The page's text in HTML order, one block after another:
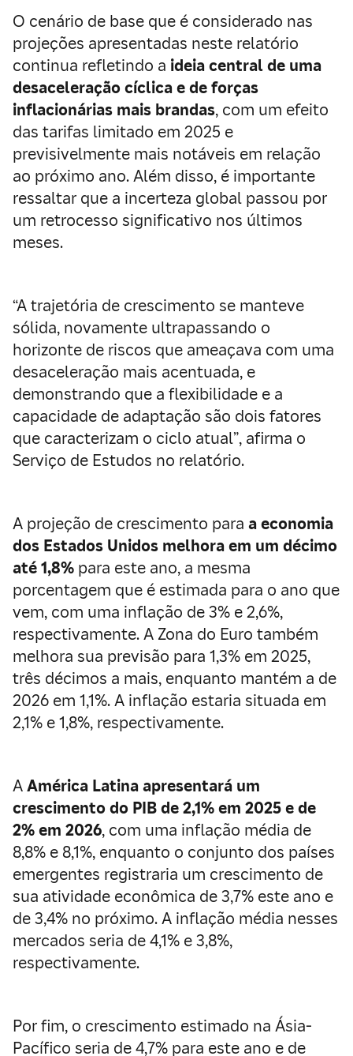
O cenário de base que é considerado nas
projeções apresentadas neste relatório
continua refletindo a ideia central de uma
desaceleração cíclica e de forças
inflacionárias mais brandas, com um efeito
das tarifas limitado em 2025 e
previsivelmente mais notáveis em relação
ao próximo ano. Além disso, é importante
ressaltar que a incerteza global passou por
um retrocesso significativo nos últimos
meses.
“A trajetória de crescimento se manteve
sólida, novamente ultrapassando o
horizonte de riscos que ameaçava com uma
desaceleração mais acentuada, e
demonstrando que a flexibilidade e a
capacidade de adaptação são dois fatores
que caracterizam o ciclo atual”, afirma o
Serviço de Estudos no relatório.
A projeção de crescimento para a economia
dos Estados Unidos melhora em um décimo
até 1,8% para este ano, a mesma
porcentagem que é estimada para o ano que
vem, com uma inflação de 3% e 2,6%,
respectivamente. A Zona do Euro também
melhora sua previsão para 1,3% em 2025,
três décimos a mais, enquanto mantém a de
2026 em 1,1%. A inflação estaria situada em
2,1% e 1,8%, respectivamente.
AAmérica Latina apresentará um
crescimento do PIB de 2,1% em 2025 e de
2% em 2026, com uma inflação média de
8,8% e 8,1%, enquanto o conjunto dos países
emergentes registraria um crescimento de
sua atividade econômica de 3,7% este ano e
de 3,4% no próximo. A inflação média nesses
mercados seria de 4,1% e 3,8%,
respectivamente.
Por fim, o crescimento estimado na Ásia-
Pacífico seria de 4,7% para este ano e de